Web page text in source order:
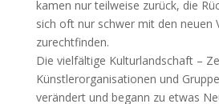
kamen nur teilweise zurück, die
sich oft nur schwer mit den neuen
zurechtfinden.
Die vielfältige Kulturlandschaft –
Künstlerorganisationen und
verändert und begann zu etwas